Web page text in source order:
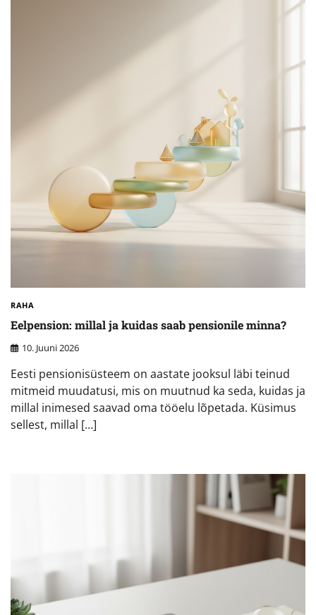
RAHA
Eelpension: millal ja kuidas saab pensionile minna?
10. Juuni 2026
Eesti pensionisüsteem on aastate jooksul läbi teinud
mitmeid muudatusi, mis on muutnud ka seda, kuidas ja
millal inimesed saavad oma tööelu lõpetada. Küsimus
sellest, millal […]